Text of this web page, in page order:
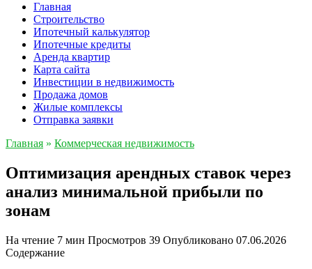
Главная
Строительство
Ипотечный калькулятор
Ипотечные кредиты
Аренда квартир
Карта сайта
Инвестиции в недвижимость
Продажа домов
Жилые комплексы
Отправка заявки
Главная » Коммерческая недвижимость
Оптимизация арендных ставок через
анализ минимальной прибыли по
зонам
На чтение 7 мин Просмотров 39 Опубликовано 07.06.2026
Содержание